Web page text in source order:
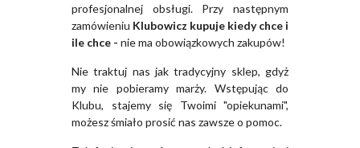
profesjonalnej obsługi. Przy następnym
zamówieniu Klubowicz kupuje kiedy chce i
ile chce - nie ma obowiązkowych zakupów!
Nie traktuj nas jak tradycyjny sklep, gdyż
my nie pobieramy marży. Wstępując do
Klubu, stajemy się Twoimi "opiekunami",
możesz śmiało prosić nas zawsze o pomoc.